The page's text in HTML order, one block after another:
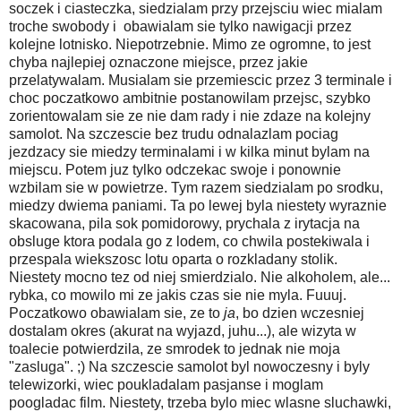
soczek i ciasteczka, siedzialam przy przejsciu wiec mialam
troche swobody i obawialam sie tylko nawigacji przez
kolejne lotnisko. Niepotrzebnie. Mimo ze ogromne, to jest
chyba najlepiej oznaczone miejsce, przez jakie
przelatywalam. Musialam sie przemiescic przez 3 terminale i
choc poczatkowo ambitnie postanowilam przejsc, szybko
zorientowalam sie ze nie dam rady i nie zdaze na kolejny
samolot. Na szczescie bez trudu odnalazlam pociag
jezdzacy sie miedzy terminalami i w kilka minut bylam na
miejscu. Potem juz tylko odczekac swoje i ponownie
wzbilam sie w powietrze. Tym razem siedzialam po srodku,
miedzy dwiema paniami. Ta po lewej byla niestety wyraznie
skacowana, pila sok pomidorowy, prychala z irytacja na
obsluge ktora podala go z lodem, co chwila postekiwala i
przespala wiekszosc lotu oparta o rozkladany stolik.
Niestety mocno tez od niej smierdzialo. Nie alkoholem, ale...
rybka, co mowilo mi ze jakis czas sie nie myla. Fuuuj.
Poczatkowo obawialam sie, ze to ja, bo dzien wczesniej
dostalam okres (akurat na wyjazd, juhu...), ale wizyta w
toalecie potwierdzila, ze smrodek to jednak nie moja
"zasluga". ;) Na szczescie samolot byl nowoczesny i byly
telewizorki, wiec poukladalam pasjanse i moglam
poogladac film. Niestety, trzeba bylo miec wlasne sluchawki,